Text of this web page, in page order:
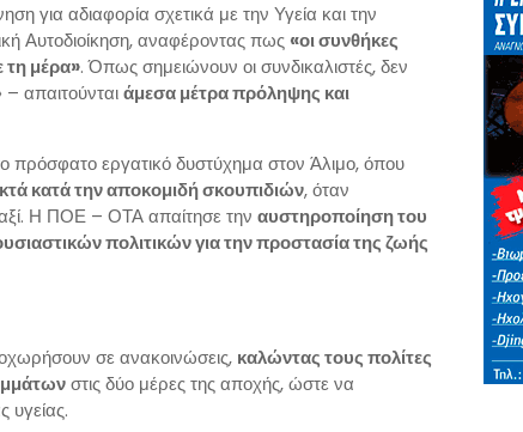
για αδιαφορία σχετικά με την Υγεία και την
Αυτοδιοίκηση, αναφέροντας πως «οι συνθήκες
τη μέρα». Όπως σημειώνουν οι συνδικαλιστές, δεν
απαιτούνταιάμεσα μέτρα πρόληψης και
εργατικό δυστύχημα στον Άλιμο, όπου
κατά την αποκομιδή σκουπιδιών, όταν
Η ΠΟΕ – ΟΤΑ απαίτησε την αυστηροποίηση του
πολιτικών για την προστασία της ζωής
σε ανακοινώσεις, καλώντας τους πολίτες
στις δύο μέρες της αποχής, ώστε να
υγείας.